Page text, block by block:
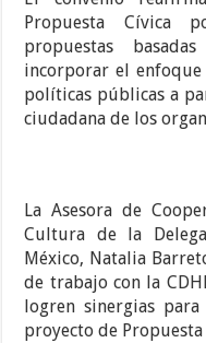
Propuesta Cívica
propuestas
incorporar el enfoque
políticas públicas a
ciudadana de los
La Asesora de
Cultura de la
México, Natalia
de trabajo con la
logren sinergias
proyecto de Propuesta